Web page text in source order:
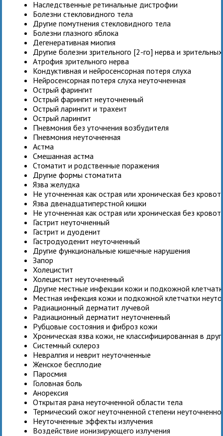
Наследственные ретинальные дистрофии
Болезни стекловидного тела
Другие помутнения стекловидного тела
Болезни глазного яблока
Дегенеративная миопия
Другие болезни зрительного [2-го] нерва и
Атрофия зрительного нерва
Кондуктивная и нейросенсорная потеря слуха
Нейросенсорная потеря слуха неуточненная
Острый фарингит
Острый фарингит неуточненный
Острый ларингит и трахеит
Острый ларингит
Пневмония без уточнения возбудителя
Пневмония неуточненная
Астма
Смешанная астма
Стоматит и родственные поражения
Другие формы стоматита
Язва желудка
Не уточненная как острая или хроническая без
Язва двенадцатиперстной кишки
Не уточненная как острая или хроническая без
Гастрит неуточненный
Гастрит и дуоденит
Гастродуоденит неуточненный
Другие функциональные кишечные нарушения
Запор
Холецистит
Холецистит неуточненный
Другие местные инфекции кожи и подкожной
Местная инфекция кожи и подкожной клетчатки
Радиационный дерматит лучевой
Радиационный дерматит неуточненный
Рубцовые состояния и фиброз кожи
Хроническая язва кожи, не классифицированная в
Системный склероз
Невралгия и неврит неуточненные
Женское бесплодие
Паросмия
Головная боль
Анорексия
Открытая рана неуточненной области тела
Термический ожог неуточненной степени
Неуточненные эффекты излучения
Воздействие ионизирующего излучения